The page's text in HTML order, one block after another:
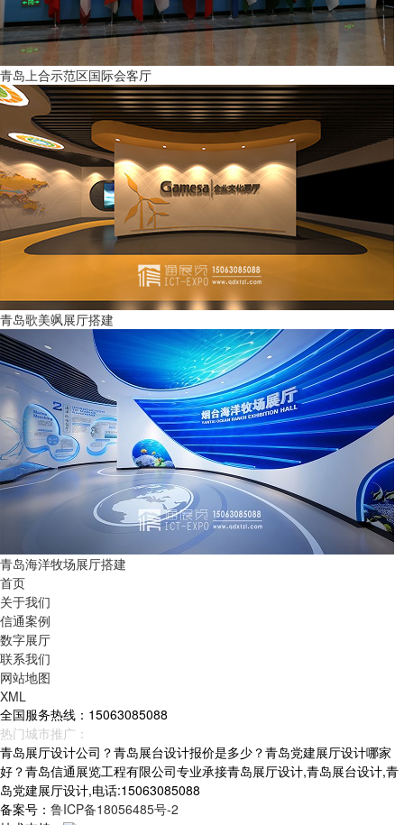
青岛上合示范区国际会客厅
青岛歌美飒展厅搭建
青岛海洋牧场展厅搭建
首页
关于我们
信通案例
数字展厅
联系我们
网站地图
XML
全国服务热线：15063085088
热门城市推广：
青岛展厅设计公司？青岛展台设计报价是多少？青岛党建展厅设计哪家
好？青岛信通展览工程有限公司专业承接青岛展厅设计,青岛展台设计,青
岛党建展厅设计,电话:15063085088
备案号： 鲁ICP备18056485号-2